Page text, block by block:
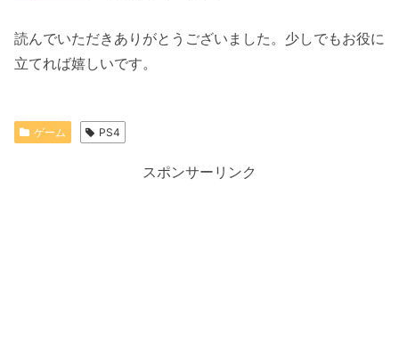
読んでいただきありがとうございました。少しでもお役に
立てれば嬉しいです。
ゲーム PS4
スポンサーリンク